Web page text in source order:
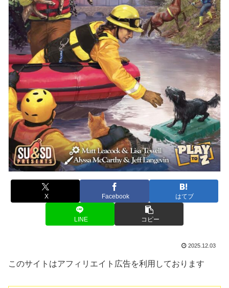
X Facebook はてブ
LINE コピー
2025.12.03
このサイトはアフィリエイト広告を利用しております